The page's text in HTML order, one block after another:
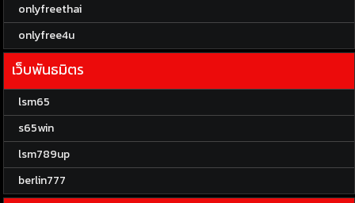
onlyfreethai
onlyfree4u
เว็บพันธมิตร
lsm65
s65win
lsm789up
berlin777